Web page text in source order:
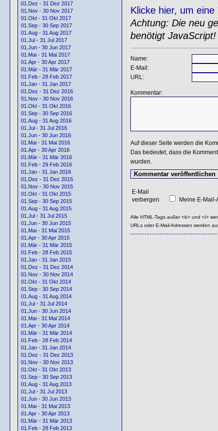
01.Dez - 31 Dez 2017
01.Nov - 30 Nov 2017
01.Okt - 31 Okt 2017
01.Sep - 30 Sep 2017
01.Aug - 31 Aug 2017
01.Jul - 31 Jul 2017
01.Jun - 30 Jun 2017
01.Mai - 31 Mai 2017
01.Apr - 30 Apr 2017
01.Mär - 31 Mär 2017
01.Feb - 28 Feb 2017
01.Jan - 31 Jan 2017
01.Dez - 31 Dez 2016
01.Nov - 30 Nov 2016
01.Okt - 31 Okt 2016
01.Sep - 30 Sep 2016
01.Aug - 31 Aug 2016
01.Jul - 31 Jul 2016
01.Jun - 30 Jun 2016
01.Mai - 31 Mai 2016
01.Apr - 30 Apr 2016
01.Mär - 31 Mär 2016
01.Feb - 29 Feb 2016
01.Jan - 31 Jan 2016
01.Dez - 31 Dez 2015
01.Nov - 30 Nov 2015
01.Okt - 31 Okt 2015
01.Sep - 30 Sep 2015
01.Aug - 31 Aug 2015
01.Jul - 31 Jul 2015
01.Jun - 30 Jun 2015
01.Mai - 31 Mai 2015
01.Apr - 30 Apr 2015
01.Mär - 31 Mär 2015
01.Feb - 28 Feb 2015
01.Jan - 31 Jan 2015
01.Dez - 31 Dez 2014
01.Nov - 30 Nov 2014
01.Okt - 31 Okt 2014
01.Sep - 30 Sep 2014
01.Aug - 31 Aug 2014
01.Jul - 31 Jul 2014
01.Jun - 30 Jun 2014
01.Mai - 31 Mai 2014
01.Apr - 30 Apr 2014
01.Mär - 31 Mär 2014
01.Feb - 28 Feb 2014
01.Jan - 31 Jan 2014
01.Dez - 31 Dez 2013
01.Nov - 30 Nov 2013
01.Okt - 31 Okt 2013
01.Sep - 30 Sep 2013
01.Aug - 31 Aug 2013
01.Jul - 31 Jul 2013
01.Jun - 30 Jun 2013
01.Mai - 31 Mai 2013
01.Apr - 30 Apr 2013
01.Mär - 31 Mär 2013
01.Feb - 28 Feb 2013
Klicke hier, um
Achtung: Die neu
benötigt JavaScript!
Name:
E-Mail:
URL:
Kommentar:
Auf dieser Seite werden die
Das bedeutet, dass die
wurden.
E-Mail
verbergen:
Meine E-
Alle HTML-Tags außer <b> und <i>
URLs oder E-Mail-Adressen werden